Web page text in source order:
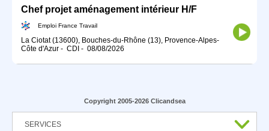
Chef projet aménagement intérieur H/F
Emploi France Travail
La Ciotat (13600), Bouches-du-Rhône (13), Provence-Alpes-
Côte d'Azur - CDI - 08/08/2026
Copyright 2005-2026 Clicandsea
SERVICES